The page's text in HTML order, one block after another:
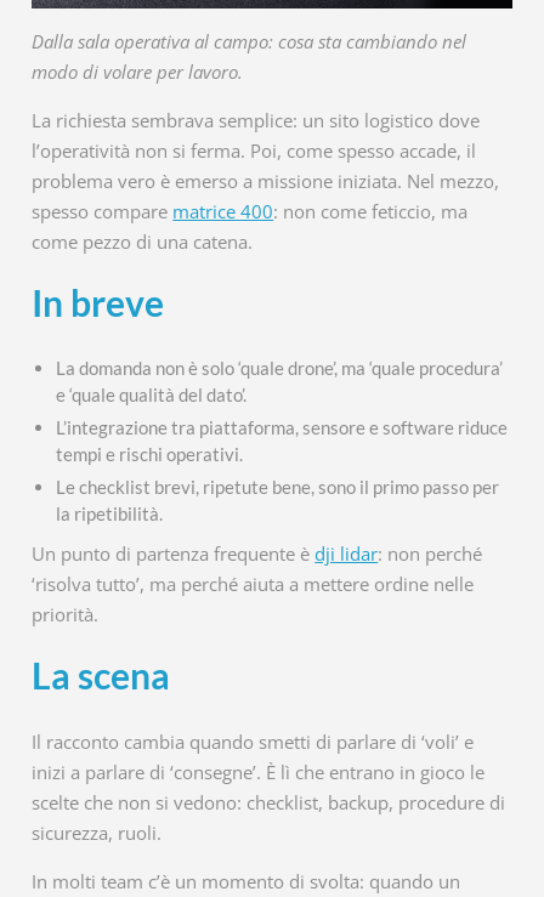
Dalla sala operativa al campo: cosa sta cambiando nel
modo di volare per lavoro.
La richiesta sembrava semplice: un sito logistico dove
l’operatività non si ferma. Poi, come spesso accade, il
problema vero è emerso a missione iniziata. Nel mezzo,
spesso compare matrice 400: non come feticcio, ma
come pezzo di una catena.
In breve
La domanda non è solo ‘quale drone’, ma ‘quale procedura’
e ‘quale qualità del dato’.
L’integrazione tra piattaforma, sensore e software riduce
tempi e rischi operativi.
Le checklist brevi, ripetute bene, sono il primo passo per
la ripetibilità.
Un punto di partenza frequente èdji lidar: non perché
‘risolva tutto’, ma perché aiuta a mettere ordine nelle
priorità.
La scena
Il racconto cambia quando smetti di parlare di ‘voli’ e
inizi a parlare di ‘consegne’. È lì che entrano in gioco le
scelte che non si vedono: checklist, backup, procedure di
sicurezza, ruoli.
In molti team c’è un momento di svolta: quando un